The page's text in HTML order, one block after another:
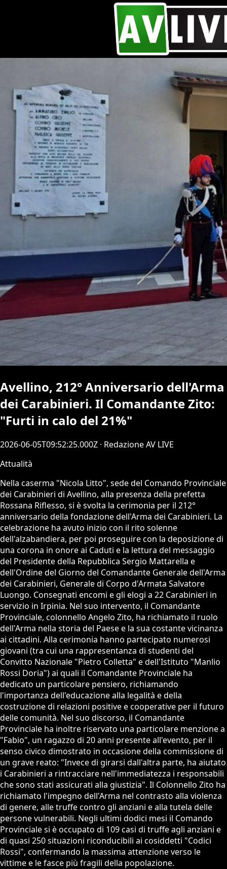
Avellino, 212° Anniversario dell'Arma
dei Carabinieri. Il Comandante Zito:
"Furti in calo del 21%"
2026-06-05T09:52:25.000Z · Redazione AV LIVE
Attualità
Nella caserma "Nicola Litto", sede del Comando Provinciale
dei Carabinieri di Avellino, alla presenza della prefetta
Rossana Riflesso, si è svolta la cerimonia per il 212°
anniversario della fondazione dell'Arma dei Carabinieri. La
celebrazione ha avuto inizio con il rito solenne
dell'alzabandiera, per poi proseguire con la deposizione di
una corona in onore ai Caduti e la lettura del messaggio
del Presidente della Repubblica Sergio Mattarella e
dell'Ordine del Giorno del Comandante Generale dell'Arma
dei Carabinieri, Generale di Corpo d'Armata Salvatore
Luongo. Consegnati encomi e gli elogi a 22 Carabinieri in
servizio in Irpinia. Nel suo intervento, il Comandante
Provinciale, colonnello Angelo Zito, ha richiamato il ruolo
dell'Arma nella storia del Paese e la sua costante vicinanza
ai cittadini. Alla cerimonia hanno partecipato numerosi
giovani (tra cui una rappresentanza di studenti del
Convitto Nazionale "Pietro Colletta" e dell'Istituto "Manlio
Rossi Doria") ai quali il Comandante Provinciale ha
dedicato un particolare pensiero, richiamando
l'importanza dell'educazione alla legalità e della
costruzione di relazioni positive e cooperative per il futuro
delle comunità. Nel suo discorso, il Comandante
Provinciale ha inoltre riservato una particolare menzione a
"Fabio", un ragazzo di 20 anni presente all'evento, per il
senso civico dimostrato in occasione della commissione di
un grave reato: "Invece di girarsi dall'altra parte, ha aiutato
i Carabinieri a rintracciare nell'immediatezza i responsabili
che sono stati assicurati alla giustizia". Il Colonnello Zito ha
richiamato l'impegno dell'Arma nel contrasto alla violenza
di genere, alle truffe contro gli anziani e alla tutela delle
persone vulnerabili. Negli ultimi dodici mesi il Comando
Provinciale si è occupato di 109 casi di truffe agli anziani e
di quasi 250 situazioni riconducibili ai cosiddetti "Codici
Rossi", confermando la massima attenzione verso le
vittime e le fasce più fragili della popolazione.